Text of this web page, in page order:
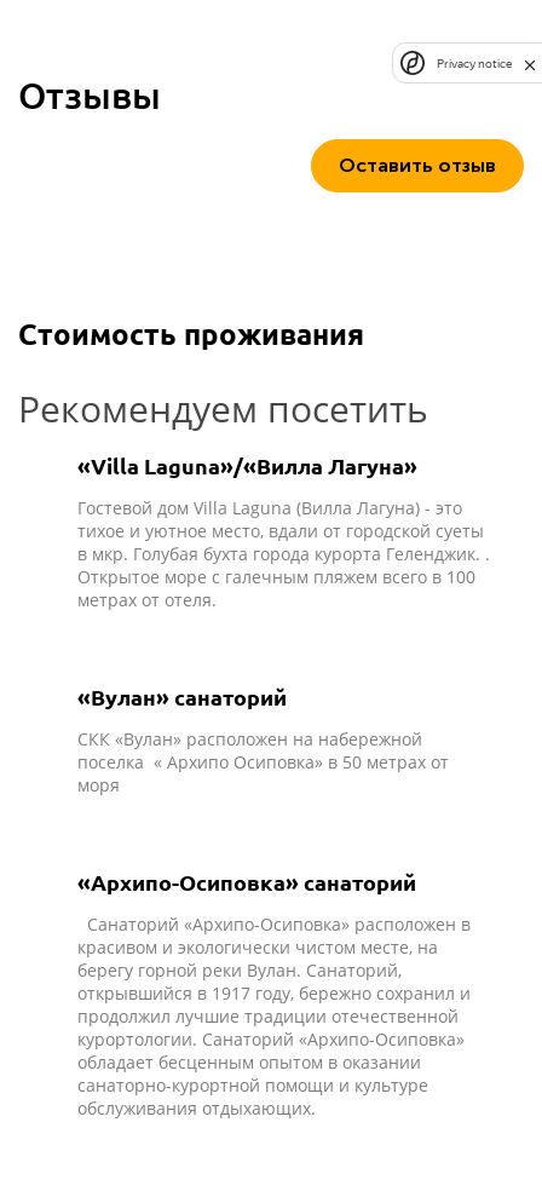
Отзывы
Оставить отзыв
Стоимость проживания
Рекомендуем посетить
«Villa Laguna»/«Вилла Лагуна»
Гостевой дом Villa Laguna (Вилла Лагуна) - это
тихое и уютное место, вдали от городской суеты
в мкр. Голубая бухта города курорта Геленджик. .
Открытое море с галечным пляжем всего в 100
метрах от отеля.
«Вулан» санаторий
СКК «Вулан» расположен на набережной
поселка « Архипо Осиповка» в 50 метрах от
моря
«Архипо-Осиповка» санаторий
Санаторий «Архипо-Осиповка» расположен в
красивом и экологически чистом месте, на
берегу горной реки Вулан. Санаторий,
открывшийся в 1917 году, бережно сохранил и
продолжил лучшие традиции отечественной
курортологии. Санаторий «Архипо-Осиповка»
обладает бесценным опытом в оказании
санаторно-курортной помощи и культуре
обслуживания отдыхающих.
Privacy notice